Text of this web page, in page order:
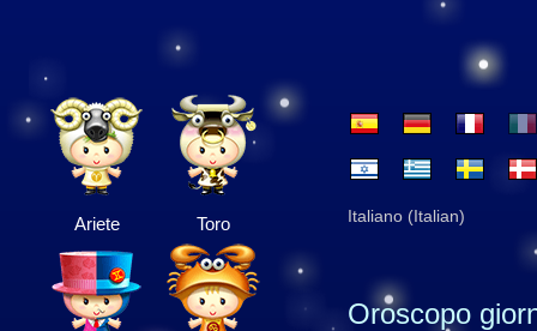
Ariete Toro Italiano (Italian)
Oroscopo